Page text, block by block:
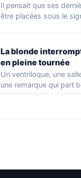
Il pensait que ses
être placées sous le
La blonde
en pleine tournée
Un ventriloque, une
une remarque qui part